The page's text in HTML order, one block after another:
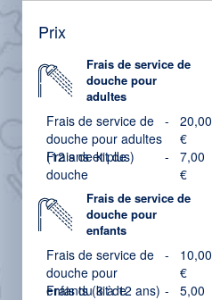
Prix
Frais de service de
douche pour
adultes
Frais de service de
douche pour adultes
(12 ans et plus)
Frais de kit de
douche
-
-
20,00
€
7,00
€
Frais de service de
douche pour
enfants
Frais de service de
douche pour
enfants (3 à 12 ans)
Frais du kit de
-
-
10,00
€
5,00